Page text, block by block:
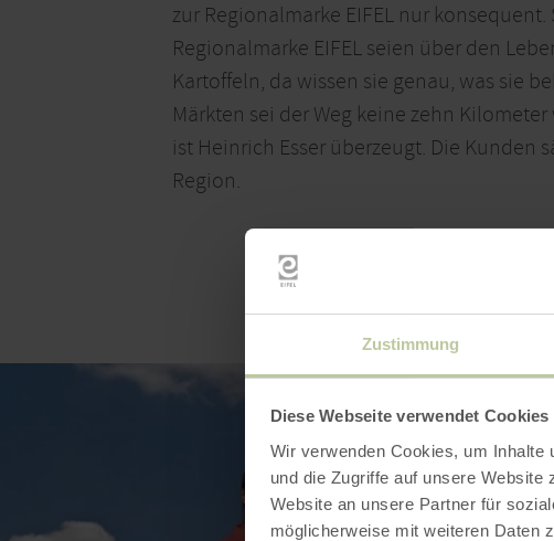
Zustimmung
Diese Webseite verwendet Cookies
Wir verwenden Cookies, um Inhalte
und die Zugriffe auf unsere
Website an unsere Partner für
möglicherweise mit weiteren Daten
zur Regionalmarke EIFEL nur
Regionalmarke EIFEL seien über den
Kartoffeln, da wissen sie genau, was sie
Märkten sei der Weg keine zehn
ist Heinrich Esser überzeugt. Die
Region.